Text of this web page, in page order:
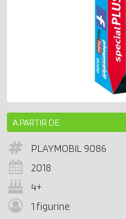
A PARTIR DE
PLAYMOBIL 9086
2018
4+
1 figurine